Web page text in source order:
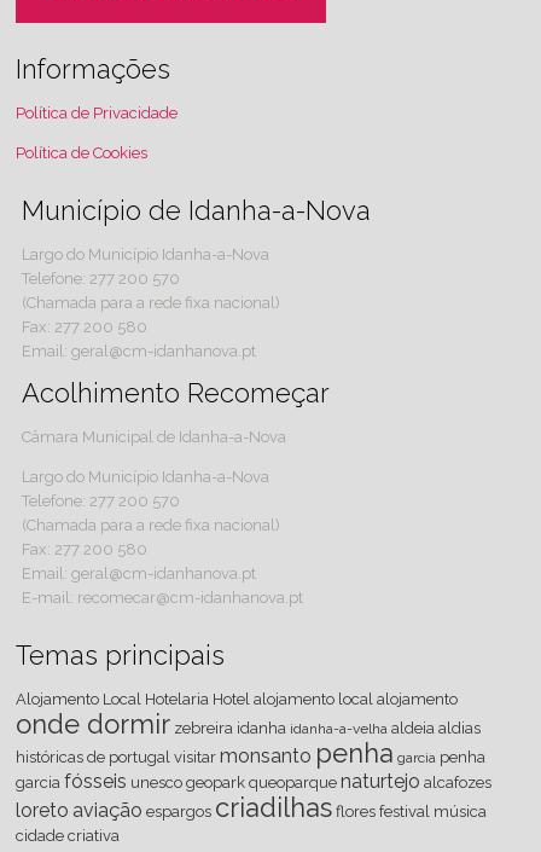
Informações
Política de Privacidade
Política de Cookies
Município de Idanha-a-Nova
Largo do Município Idanha-a-Nova
Telefone: 277 200 570
(Chamada para a rede fixa nacional)
Fax: 277 200 580
Email: geral@cm-idanhanova.pt
Acolhimento Recomeçar
Câmara Municipal de Idanha-a-Nova
Largo do Município Idanha-a-Nova
Telefone: 277 200 570
(Chamada para a rede fixa nacional)
Fax: 277 200 580
Email: geral@cm-idanhanova.pt
E-mail: recomecar@cm-idanhanova.pt
Temas principais
Alojamento Local Hotelaria Hotel alojamento local alojamento
onde dormir zebreira idanha idanha-a-velha aldeia aldias
históricas de portugal visitar monsanto penha garcia penha
garcia fósseis unesco geopark queoparque naturtejo alcafozes
loreto aviação espargos criadilhas flores festival música
cidade criativa